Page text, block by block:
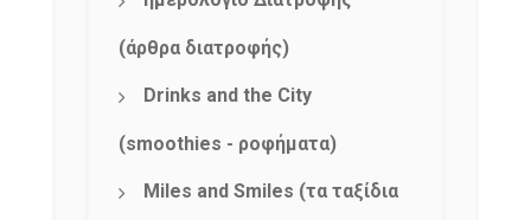
(άρθρα διατροφής)
Drinks and the City
(smoothies - ροφήματα)
Miles and Smiles (τα ταξίδια